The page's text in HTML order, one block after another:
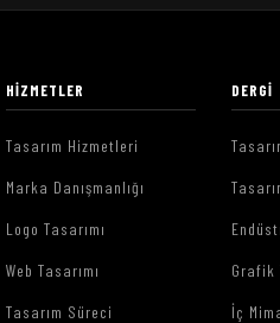
HIZMETLER
Tasarım Hizmetleri
Marka Danışmanlığı
Logo Tasarımı
Web Tasarımı
Tasarım Süreci
DERGI
Grafik
İç